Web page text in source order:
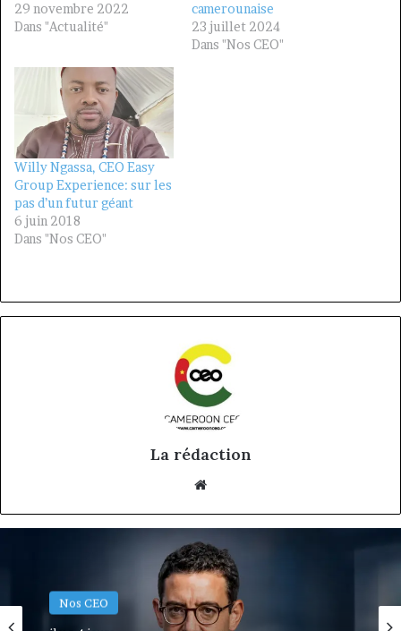
29 novembre 2022
Dans "Actualité"
camerounaise
23 juillet 2024
Dans "Nos CEO"
Willy Ngassa, CEO Easy
Group Experience: sur les
pas d’un futur géant
6 juin 2018
Dans "Nos CEO"
La rédaction
Nos CEO